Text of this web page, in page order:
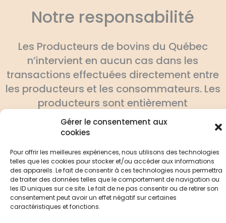
Gérer le consentement aux
cookies
Pour offrir les meilleures expériences, nous utilisons des technologies
telles que les cookies pour stocker et/ou accéder aux informations
des appareils. Le fait de consentir à ces technologies nous permettra
de traiter des données telles que le comportement de navigation ou
les ID uniques sur ce site. Le fait de ne pas consentir ou de retirer son
consentement peut avoir un effet négatif sur certaines
caractéristiques et fonctions.
Notre responsabilité
Les Producteurs de bovins du Québec
n’intervient en aucun cas dans les
transactions effectuées directement entre
les producteurs et les consommateurs. Les
producteurs sont entièrement
responsables d’assurer la pleine
conformité de leurs produits aux normes